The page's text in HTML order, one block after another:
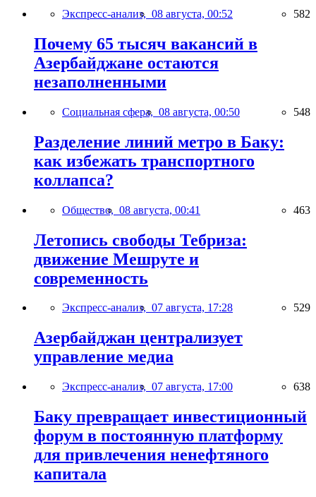
Экспресс-анализ, 08 августа, 00:52 582
Почему 65 тысяч вакансий в
Азербайджане остаются
незаполненными
Социальная сфера, 08 августа, 00:50 548
Разделение линий метро в Баку:
как избежать транспортного
коллапса?
Общество, 08 августа, 00:41 463
Летопись свободы Тебриза:
движение Мешруте и
современность
Экспресс-анализ, 07 августа, 17:28 529
Азербайджан централизует
управление медиа
Экспресс-анализ, 07 августа, 17:00 638
Баку превращает инвестиционный
форум в постоянную платформу
для привлечения ненефтяного
капитала